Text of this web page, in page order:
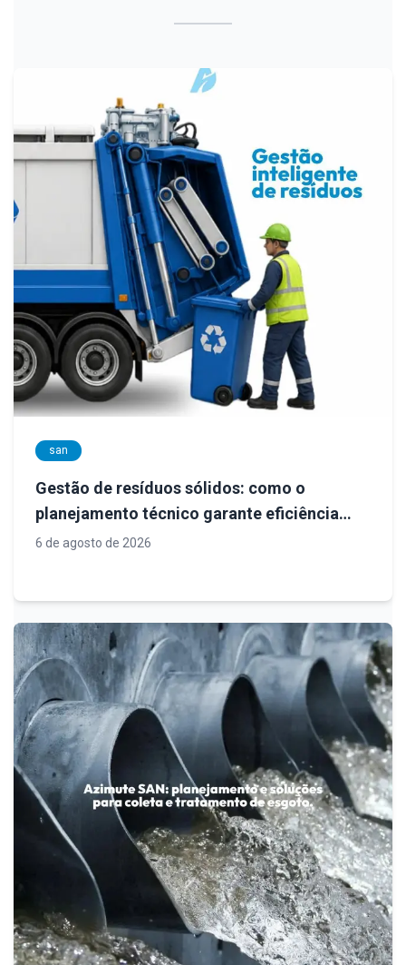
san
Gestão de resíduos sólidos: como o
planejamento técnico garante eficiência
operacional, conformidade legal e
6 de agosto de 2026